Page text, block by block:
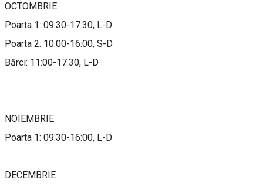
OCTOMBRIE
Poarta 1: 09:30-17:30, L-D
Poarta 2: 10:00-16:00, S-D
Bărci: 11:00-17:30, L-D
NOIEMBRIE
Poarta 1: 09:30-16:00, L-D
DECEMBRIE